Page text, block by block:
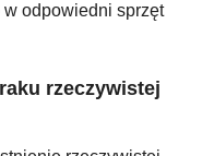
odpowiedni sprzęt
rzeczywistej